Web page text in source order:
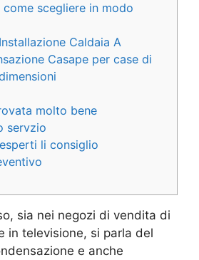
scegliere in modo
Installazione Caldaia A
Casape per case di
molto bene
servzio
li consiglio
sia nei negozi di vendita di
in televisione, si parla del
e anche